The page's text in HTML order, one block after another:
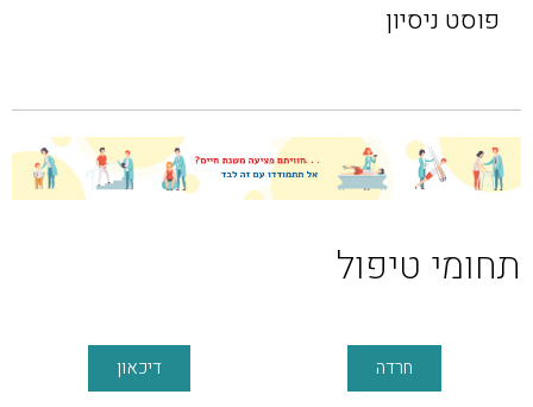
פוסט ניסיון
תחומי טיפול
חרדה דיכאון